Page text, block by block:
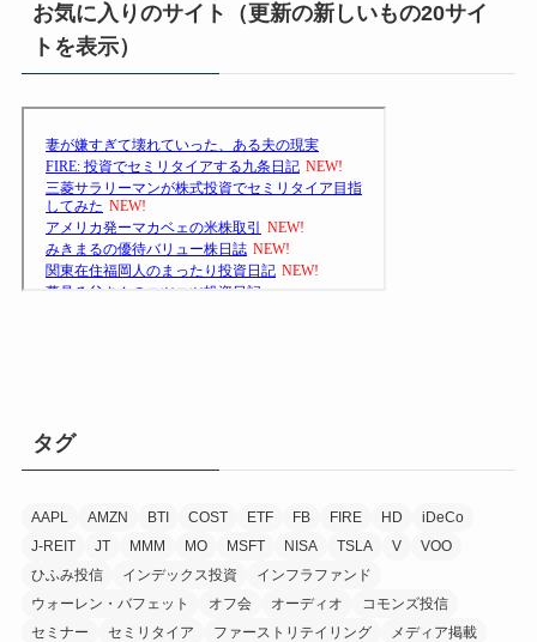
お気に入りのサイト（更新の新しいもの20サイ
トを表示）
タグ
AAPL AMZN BTI COST ETF FB FIRE HD
iDeCo
J-REIT
JT MMM MO MSFT NISA TSLA V
VOO
ひふみ投信
インデックス投資
インフラファンド
ウォーレン・バフェット
オフ会 オーディオ
コモンズ投信
セミナー
セミリタイア ファーストリテイリング
メディア掲載